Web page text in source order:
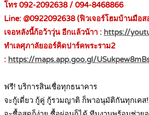
โทร 092-2092638 / 094-8468866
Line: @0922092638 (ฟิวเจอร์โฮมบ้านมือส
เจอหลังนี้ก้อว้าวุ่น อีกแล้วน้าา : https://
ทำเลศุภาลัยออร์คิดปาร์คพระราม2
: https://maps.app.goo.gl/
ฟรี! บริการสินเชื่อทุกธนาคาร
จะกู้เดี่ยว กู้คู่ กู้รวมญาติ ก็พาอนุมัติกันทุกเคส!